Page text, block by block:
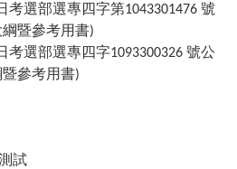
考選部選專四字第1043301476 號
暨參考用書)
考選部選專四字1093300326 號公
參考用書)
試